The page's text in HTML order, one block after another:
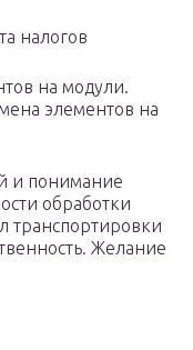
налогов
на модули.
элементов на
и понимание
обработки
транспортировки
Желание